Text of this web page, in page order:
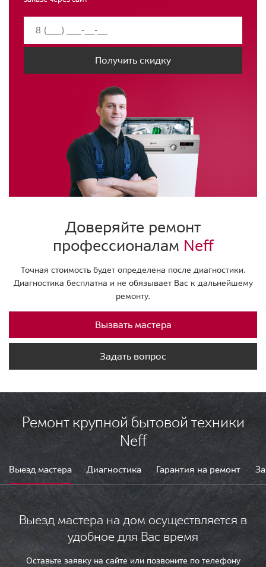
Получить скидку
Доверяйте ремонт
профессионалам Neff
Точная стоимость будет определена после диагностики.
Диагностика бесплатна и не обязывает Вас к дальнейшему
ремонту.
Вызвать мастера
Задать вопрос
Ремонт крупной бытовой техники
Neff
Выезд мастера Диагностика Гарантия на ремонт
Выезд мастера на дом осуществляется в
удобное для Вас время
Оставьте заявку на сайте или позвоните по телефону